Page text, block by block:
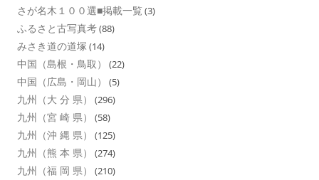
さが名木１００選■掲載一覧 (3)
ふるさと古写真考(88)
みさき道の道塚 (14)
中国（島根・鳥取） (22)
中国（広島・岡山） (5)
九州（大 分 県） (296)
九州（宮 崎 県） (58)
九州（沖 縄 県） (125)
九州（熊 本 県） (274)
九州（福 岡 県） (210)